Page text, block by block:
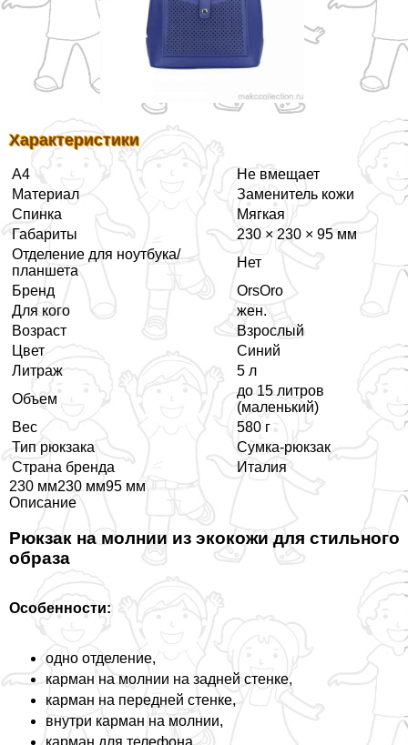
Хаpaктеристики
А4
Не вмещает
Материал
Заменитель кожи
Спинка
Мягкая
Габариты
230 × 230 × 95 мм
Отделение для ноутбука/
планшета
Нет
Бренд
OrsOro
Для кого
жен.
Возраст
Взрослый
Цвет
Синий
Литраж
5 л
Объем
до 15 литров
(маленький)
Вес
580 г
Тип рюкзака
Сумка-рюкзак
Страна бренда
Италия
230 мм230 мм95 мм
Описание
Рюкзак на молнии из экокожи для стильного
образа
Особенности:
одно отделение,
карман на молнии на задней стенке,
карман на передней стенке,
внутри карман на молнии,
карман для телефона.